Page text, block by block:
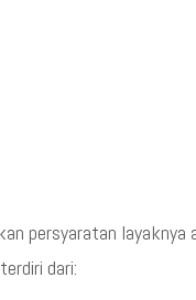
persyaratan
dari: